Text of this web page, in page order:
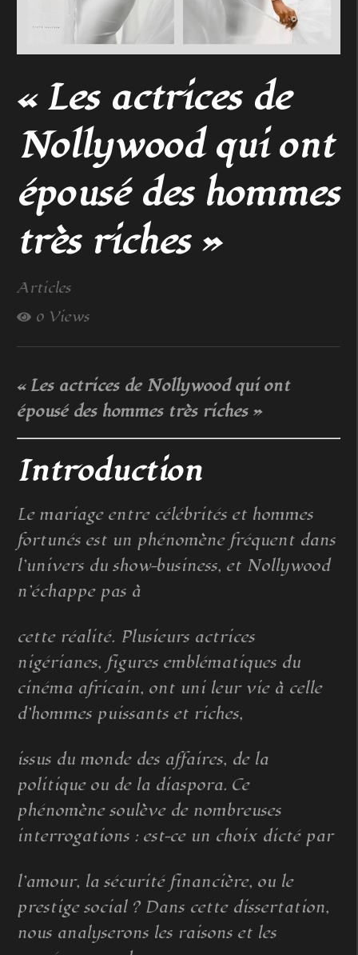
« Les actrices de
Nollywood qui ont
épousé des hommes
très riches »
Articles
0 Views
« Les actrices de Nollywood qui ont
épousé des hommes très riches »
Introduction
Le mariage entre célébrités et hommes
fortunés est un phénomène fréquent dans
l’univers du show-business, et Nollywood
n’échappe pas à
cette réalité. Plusieurs actrices
nigérianes, figures emblématiques du
cinéma africain, ont uni leur vie à celle
d’hommes puissants et riches,
issus du monde des affaires, de la
politique ou de la diaspora. Ce
phénomène soulève de nombreuses
interrogations : est-ce un choix dicté par
l’amour, la sécurité financière, ou le
prestige social ? Dans cette dissertation,
nous analyserons les raisons et les